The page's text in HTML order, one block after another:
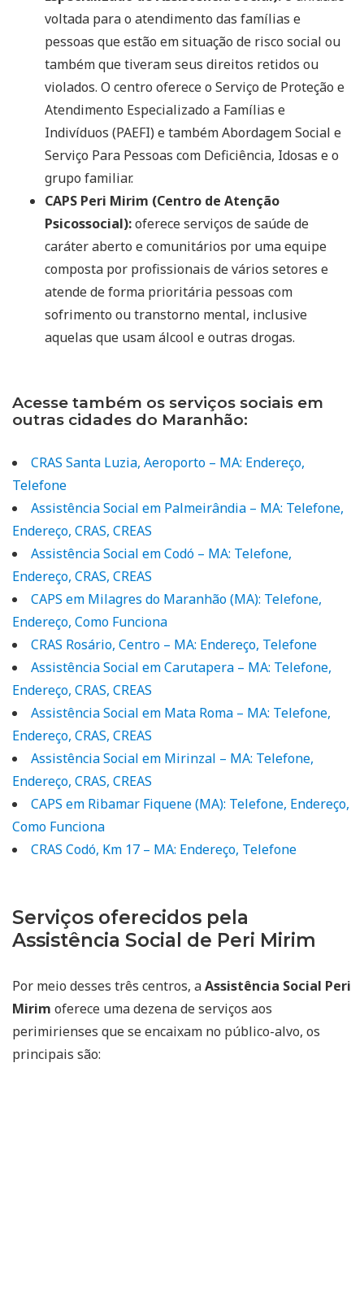
voltada para o atendimento das famílias e
pessoas que estão em situação de risco social ou
também que tiveram seus direitos retidos ou
violados. O centro oferece o Serviço de Proteção e
Atendimento Especializado a Famílias e
Indivíduos (PAEFI) e também Abordagem Social e
Serviço Para Pessoas com Deficiência, Idosas e o
grupo familiar.
CAPS Peri Mirim (Centro de Atenção
Psicossocial):oferece serviços de saúde de
caráter aberto e comunitários por uma equipe
composta por profissionais de vários setores e
atende de forma prioritária pessoas com
sofrimento ou transtorno mental, inclusive
aquelas que usam álcool e outras drogas.
Acesse também os serviços sociais em
outras cidades do Maranhão:
CRAS Santa Luzia, Aeroporto – MA: Endereço,
Telefone
Assistência Social em Palmeirândia – MA: Telefone,
Endereço, CRAS, CREAS
Assistência Social em Codó – MA: Telefone,
Endereço, CRAS, CREAS
CAPS em Milagres do Maranhão (MA): Telefone,
Endereço, Como Funciona
CRAS Rosário, Centro – MA: Endereço, Telefone
Assistência Social em Carutapera – MA: Telefone,
Endereço, CRAS, CREAS
Assistência Social em Mata Roma – MA: Telefone,
Endereço, CRAS, CREAS
Assistência Social em Mirinzal – MA: Telefone,
Endereço, CRAS, CREAS
CAPS em Ribamar Fiquene (MA): Telefone, Endereço,
Como Funciona
CRAS Codó, Km 17 – MA: Endereço, Telefone
Serviços oferecidos pela
Assistência Social de Peri Mirim
Por meio desses três centros, aAssistência Social Peri
Mirim oferece uma dezena de serviços aos
perimirienses que se encaixam no público-alvo, os
principais são: